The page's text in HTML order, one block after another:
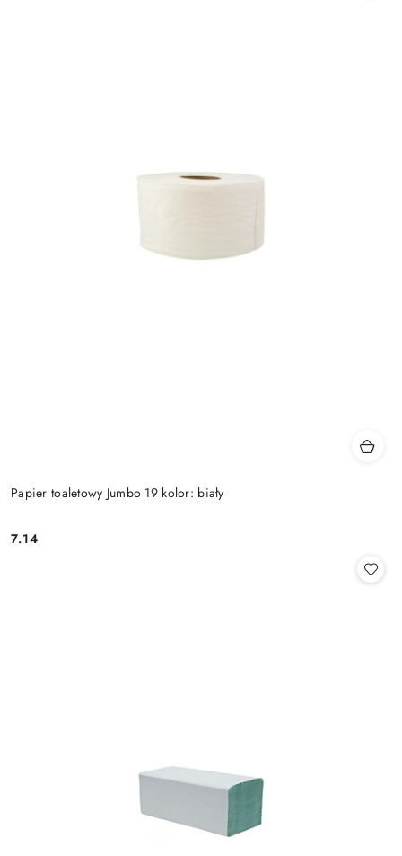
Papier toaletowy Jumbo 19 kolor: biały
Cena:
7.14